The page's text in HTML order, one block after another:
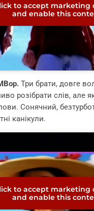
to accept marketing
and enable this
Три брати, довге
розібрати слів, але
Сонячний,
канікули.
to accept marketing
and enable this